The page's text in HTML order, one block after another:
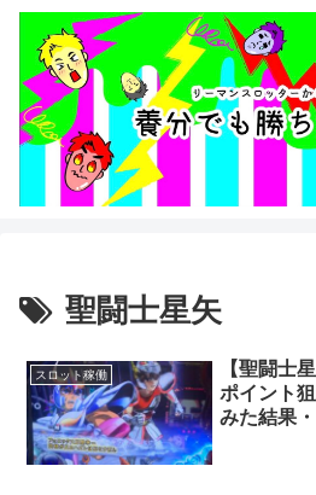
聖闘士星矢
スロット稼働
【聖闘士
ポイント
みた結果